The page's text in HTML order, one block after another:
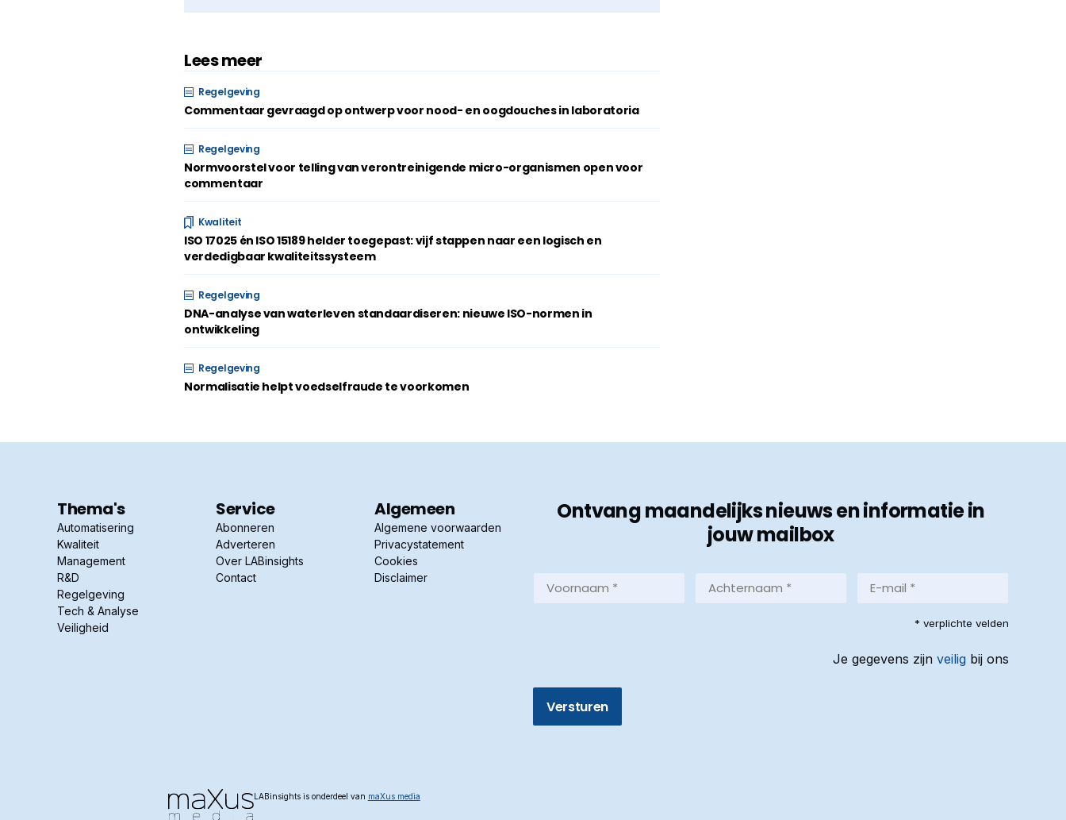
Lees meer
Regelgeving
Commentaar gevraagd op ontwerp voor nood- en oogdouches in laboratoria
Regelgeving
Normvoorstel voor telling van verontreinigende micro-organismen open voor
commentaar
Kwaliteit
ISO 17025 én ISO 15189 helder toegepast: vijf stappen naar een logisch en
verdedigbaar kwaliteitssysteem
Regelgeving
DNA-analyse van waterleven standaardiseren: nieuwe ISO-normen in
ontwikkeling
Regelgeving
Normalisatie helpt voedselfraude te voorkomen
Thema's
Automatisering
Kwaliteit
Management
R&D
Regelgeving
Tech & Analyse
Veiligheid
Service
Abonneren
Adverteren
Over LABinsights
Contact
Algemeen
Algemene voorwaarden
Privacystatement
Cookies
Disclaimer
Ontvang maandelijks nieuws en informatie in
jouw mailbox
Achternaam
mail
* verplichte velden
Je gegevens zijn veilig bij ons
LABinsights is onderdeel van maXus media